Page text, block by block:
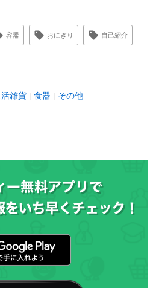
容器 おにぎり 自己紹介
雑貨 食器 その他